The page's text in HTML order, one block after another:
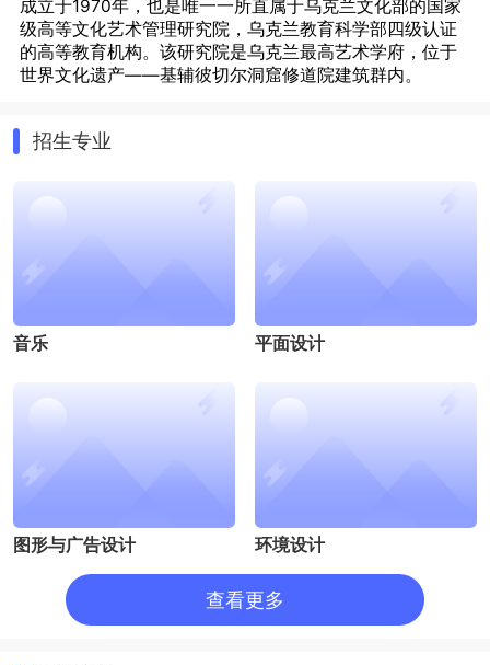
成立于1970年，也是唯一一所直属于乌克兰文化部的国家
级高等文化艺术管理研究院，乌克兰教育科学部四级认证
的高等教育机构。该研究院是乌克兰最高艺术学府，位于
世界文化遗产——基辅彼切尔洞窟修道院建筑群内。
至今一直是乌克兰文化艺术教育领域的领导者。研究院拥
国家艺术科学院院士、教授、博士后、博士任教，教师队
位教育课程。
招生专业
音乐 平面设计
图形与广告设计 环境设计
查看更多